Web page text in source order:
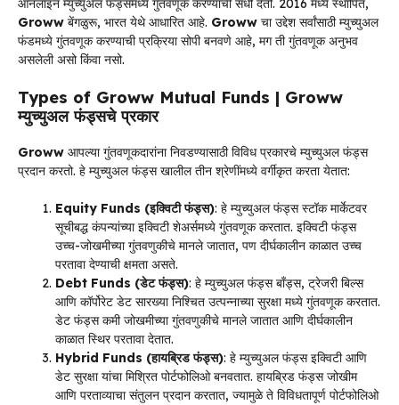
ऑनलाइन म्युच्युअल फंड्समध्ये गुंतवणूक करण्याची संधी देतो. 2016 मध्ये स्थापित,
Groww बेंगळुरू, भारत येथे आधारित आहे. Groww चा उद्देश सर्वांसाठी म्युच्युअल
फंडमध्ये गुंतवणूक करण्याची प्रक्रिया सोपी बनवणे आहे, मग ती गुंतवणूक अनुभव
असलेली असो किंवा नसो.
Types of Groww Mutual Funds | Groww
म्युच्युअल फंड्सचे प्रकार
Groww आपल्या गुंतवणूकदारांना निवडण्यासाठी विविध प्रकारचे म्युच्युअल फंड्स
प्रदान करतो. हे म्युच्युअल फंड्स खालील तीन श्रेणींमध्ये वर्गीकृत करता येतात:
Equity Funds (इक्विटी फंड्स): हे म्युच्युअल फंड्स स्टॉक मार्केटवर
सूचीबद्ध कंपन्यांच्या इक्विटी शेअर्समध्ये गुंतवणूक करतात. इक्विटी फंड्स
उच्च-जोखमीच्या गुंतवणुकीचे मानले जातात, पण दीर्घकालीन काळात उच्च
परतावा देण्याची क्षमता असते.
Debt Funds (डेट फंड्स): हे म्युच्युअल फंड्स बॉंड्स, ट्रेजरी बिल्स
आणि कॉर्पोरेट डेट सारख्या निश्चित उत्पन्नाच्या सुरक्षा मध्ये गुंतवणूक करतात.
डेट फंड्स कमी जोखमीच्या गुंतवणुकीचे मानले जातात आणि दीर्घकालीन
काळात स्थिर परतावा देतात.
Hybrid Funds (हायब्रिड फंड्स): हे म्युच्युअल फंड्स इक्विटी आणि
डेट सुरक्षा यांचा मिश्रित पोर्टफोलिओ बनवतात. हायब्रिड फंड्स जोखीम
आणि परताव्याचा संतुलन प्रदान करतात, ज्यामुळे ते विविधतापूर्ण पोर्टफोलिओ